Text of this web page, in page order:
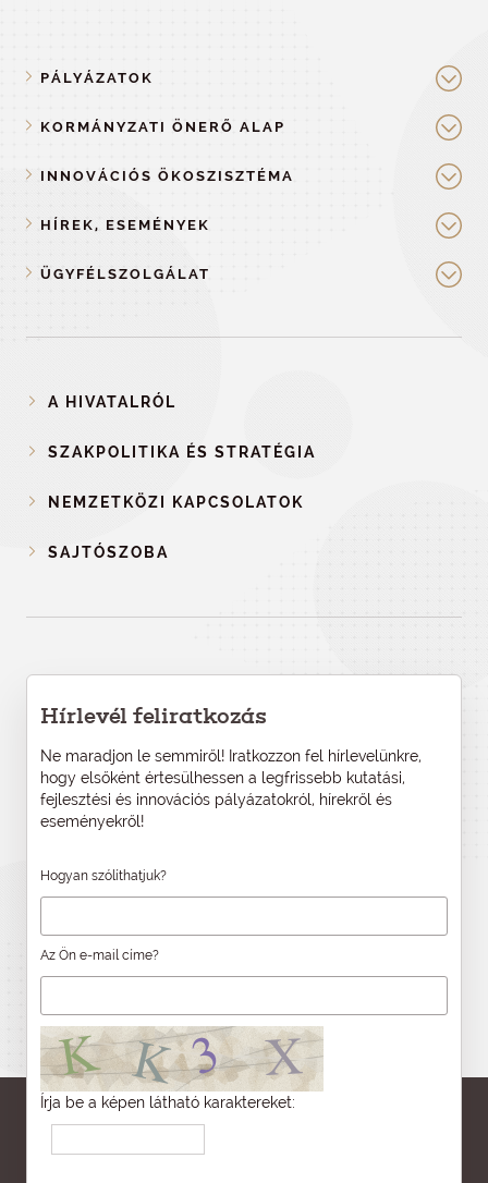
PÁLYÁZATOK
KORMÁNYZATI ÖNERŐ ALAP
INNOVÁCIÓS ÖKOSZISZTÉMA
HÍREK, ESEMÉNYEK
ÜGYFÉLSZOLGÁLAT
A HIVATALRÓL
SZAKPOLITIKA ÉS STRATÉGIA
NEMZETKÖZI KAPCSOLATOK
SAJTÓSZOBA
Hírlevél feliratkozás
Ne maradjon le semmiről! Iratkozzon fel hírlevelünkre,
hogy elsőként értesülhessen a legfrissebb kutatási,
fejlesztési és innovációs pályázatokról, hírekről és
eseményekről!
Hogyan szólíthatjuk?
Az Ön e-mail címe?
Írja be a képen látható karaktereket: